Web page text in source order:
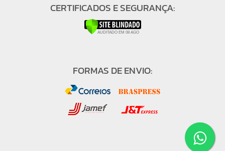
CERTIFICADOS E SEGURANÇA:
FORMAS DE ENVIO: